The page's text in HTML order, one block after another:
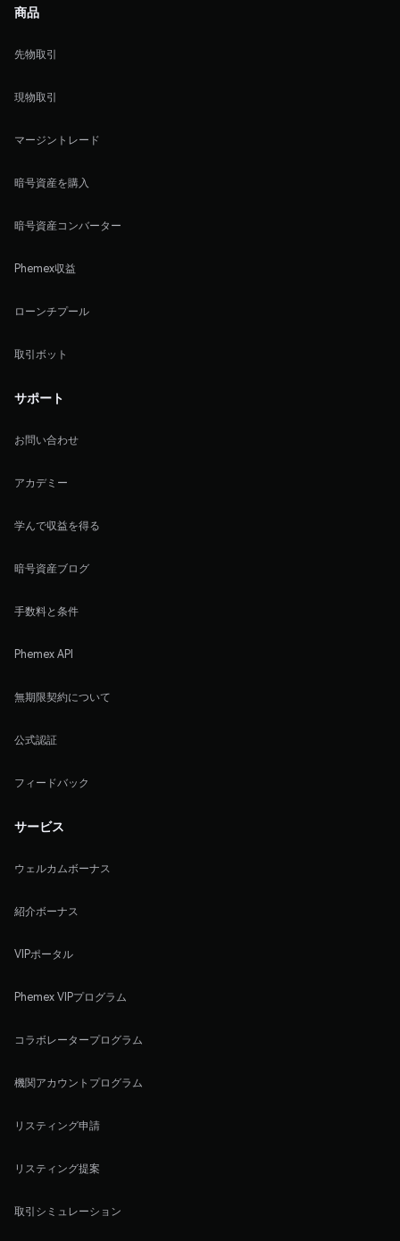
商品
先物取引
現物取引
マージントレード
暗号資産を購入
暗号資産コンバーター
Phemex収益
ローンチプール
取引ボット
サポート
お問い合わせ
アカデミー
学んで収益を得る
暗号資産ブログ
手数料と条件
Phemex API
無期限契約について
公式認証
フィードバック
サービス
ウェルカムボーナス
紹介ボーナス
VIPポータル
Phemex VIPプログラム
コラボレータープログラム
機関アカウントプログラム
リスティング申請
リスティング提案
取引シミュレーション